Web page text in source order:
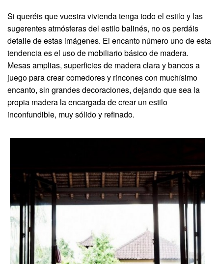
Si queréis que vuestra vivienda tenga todo el estilo y las
sugerentes atmósferas del estilo balinés, no os perdáis
detalle de estas imágenes. El encanto número uno de esta
tendencia es el uso de mobiliario básico de madera.
Mesas amplias, superficies de madera clara y bancos a
juego para crear comedores y rincones con muchísimo
encanto, sin grandes decoraciones, dejando que sea la
propia madera la encargada de crear un estilo
inconfundible, muy sólido y refinado.